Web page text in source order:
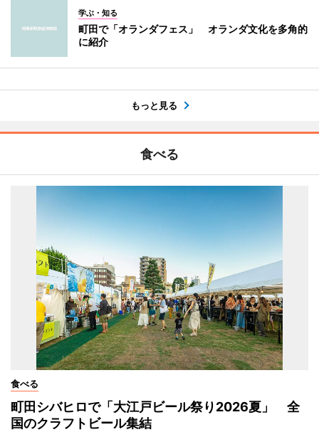
学ぶ・知る
町田で「オランダフェス」 オランダ文化を多角的
に紹介
もっと見る
食べる
食べる
町田シバヒロで「大江戸ビール祭り2026夏」 全
国のクラフトビール集結